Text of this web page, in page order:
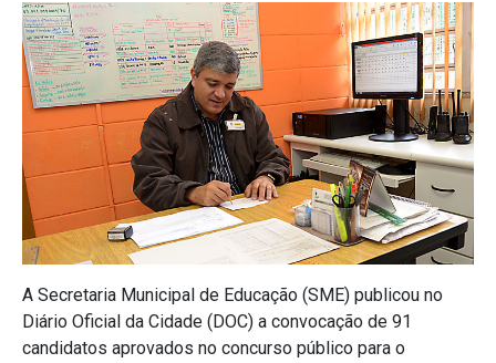
A Secretaria Municipal de Educação (SME) publicou no
Diário Oficial da Cidade (DOC) a convocação de 91
candidatos aprovados no concurso público para o